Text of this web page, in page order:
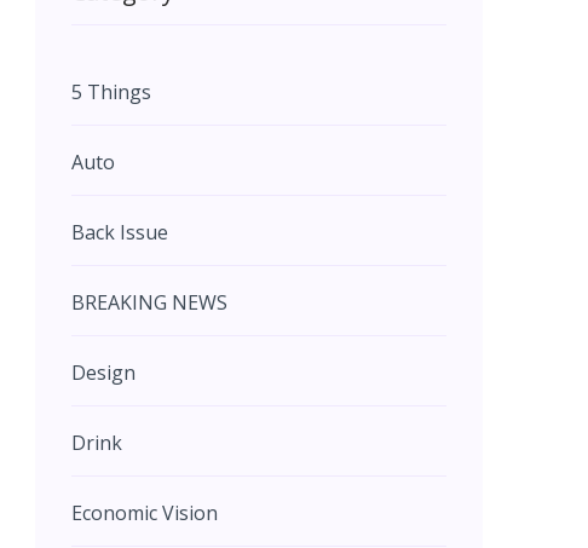
5 Things
Auto
Back Issue
BREAKING NEWS
Design
Drink
Economic Vision